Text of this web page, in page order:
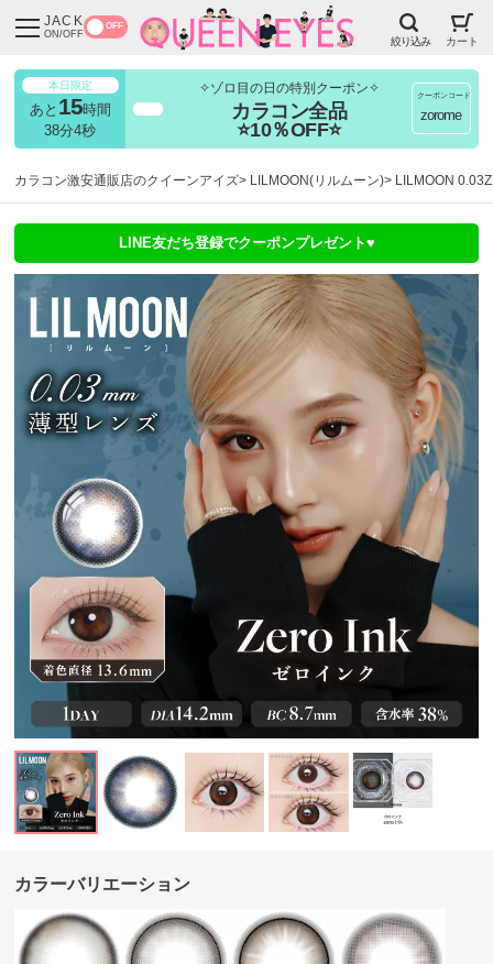
JACK
ON/OFF
OFF
絞り込み カート
本日限定
あと 15時間
38分4秒
✧ゾロ目の日の特別クーポン✧
カラコン全品
⭐10％OFF⭐
クーポンコード
zorome
カラコン激安通販店のクイーンアイズ LILMOON(リルムーン) LILMOON
LINE友だち登録でクーポンプレゼント♥
カラーバリエーション